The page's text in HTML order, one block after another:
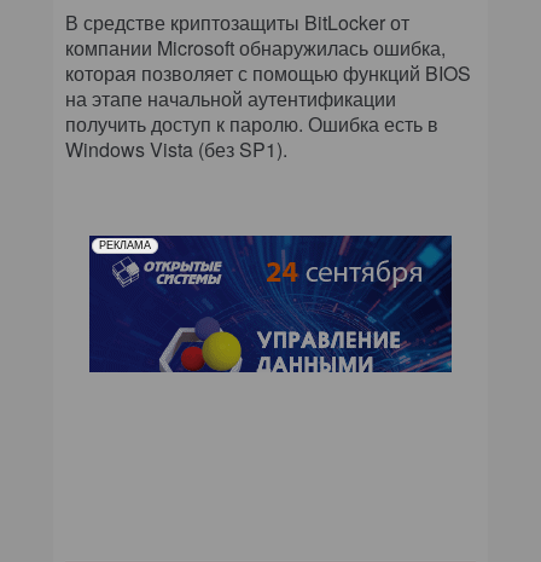
В средстве криптозащиты BitLocker от
компании Microsoft обнаружилась ошибка,
которая позволяет с помощью функций BIOS
на этапе начальной аутентификации
получить доступ к паролю. Ошибка есть в
Windows Vista (без SP1).
РЕКЛАМА